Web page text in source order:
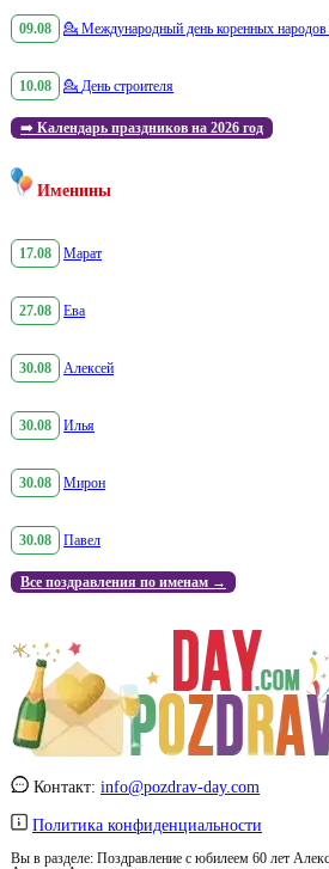
09.08 💁 Международный день коренных
10.08 💁 День строителя
➡️ Календарь праздников на 2026 год
Именины
17.08 Марат
27.08 Ева
30.08 Алексей
30.08 Илья
30.08 Мирон
30.08 Павел
Все поздравления по именам →
Контакт: info@pozdrav-day.com
Политика конфиденциальности
Вы в разделе: Поздравление с юбилеем 60 лет